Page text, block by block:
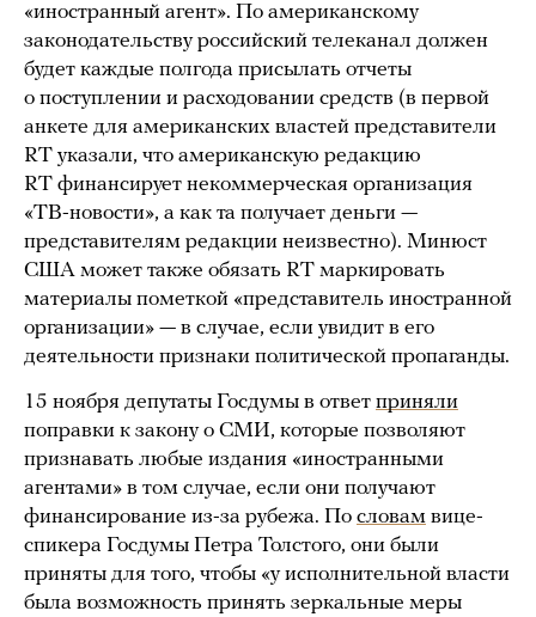
«иностранный агент». По американскому
законодательству российский телеканал должен
будет каждые полгода присылать отчеты
о поступлении и расходовании средств (в первой
анкете для американских властей представители
RT указали, что американскую редакцию
RT финансирует некоммерческая организация
«ТВ-новости», а как та получает деньги —
представителям редакции неизвестно). Минюст
США может также обязать RT маркировать
материалы пометкой «представитель иностранной
организации» — в случае, если увидит в его
деятельности признаки политической пропаганды.
15 ноября депутаты Госдумы в ответ приняли
поправки к закону о СМИ, которые позволяют
признавать любые издания «иностранными
агентами» в том случае, если они получают
финансирование из-за рубежа. По словам вице-
спикера Госдумы Петра Толстого, они были
приняты для того, чтобы «у исполнительной власти
была возможность принять зеркальные меры